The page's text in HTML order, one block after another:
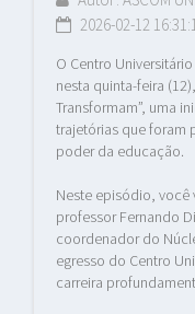
2026-02-12
O Centro
nesta quinta-feira
Transformam”, uma
trajetórias que foram
poder da educação.
Neste episódio, você
professor Fernando
coordenador do
egresso do Centro
carreira